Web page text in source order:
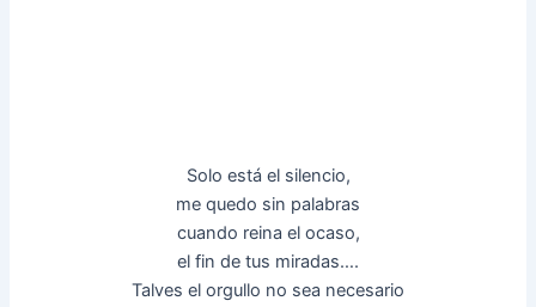
Solo está el silencio,
me quedo sin palabras
cuando reina el ocaso,
el fin de tus miradas….
Talves el orgullo no sea necesario